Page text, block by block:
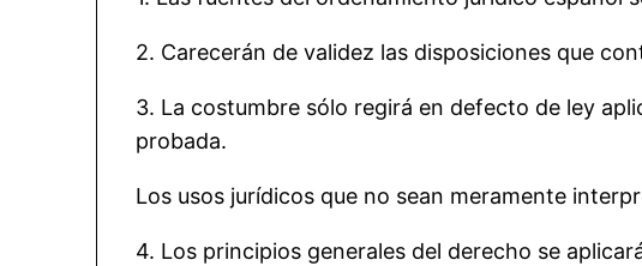
2. Carecerán de validez las disposiciones que
3. La costumbre sólo regirá en defecto de ley
probada.
Los usos jurídicos que no sean meramente
4. Los principios generales del derecho se